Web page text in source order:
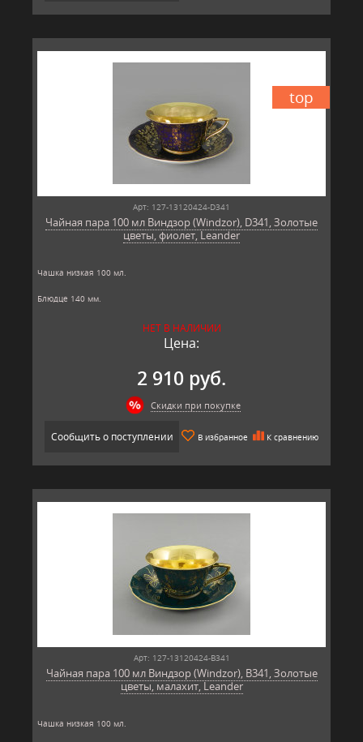
top
Арт: 127-13120424-D341
Чайная пара 100 мл Виндзор (Windzor), D341, Золотые
цветы, фиолет, Leander
Чашка низкая 100 мл.
Блюдце 140 мм.
Материал: твёрдый фарфор, позолота
Производитель: Leander, Чехия.
НЕТ В НАЛИЧИИ
Цена:
2 910 руб.
Скидки при покупке
Сообщить о поступлении В избранное К сравнению
Арт: 127-13120424-B341
Чайная пара 100 мл Виндзор (Windzor), B341, Золотые
цветы, малахит, Leander
Чашка низкая 100 мл.